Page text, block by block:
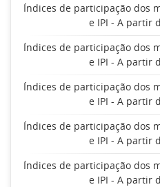
Índices de participação dos
e IPI - A partir
Índices de participação dos
e IPI - A partir
Índices de participação dos
e IPI - A partir
Índices de participação dos
e IPI - A partir
Índices de participação dos
e IPI - A partir